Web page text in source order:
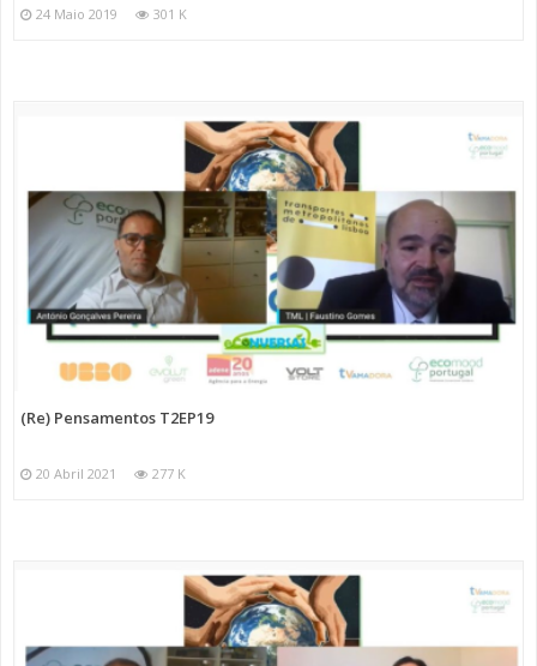
24 Maio 2019 301 K
(Re) Pensamentos T2EP19
20 Abril 2021 277 K